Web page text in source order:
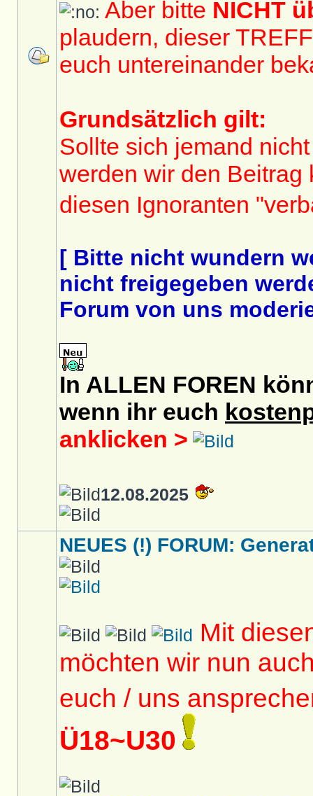
Aber bitte NICHT
plaudern, dieser
euch untereinander
Grundsätzlich gilt:
Sollte sich jemand
werden wir den Beitrag
diesen Ignoranten
[ Bitte nicht wundern
nicht freigegeben
Forum von uns
In ALLEN FOREN
wenn ihr euch
anklicken >
12.08.2025
NEUES (!) FORUM:
Mit
möchten wir nun
euch / uns
Ü18~U30